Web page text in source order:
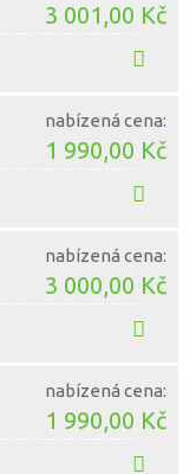
3 001,00 Kč
nabízená cena:
1 990,00 Kč
nabízená cena:
3 000,00 Kč
nabízená cena:
1 990,00 Kč